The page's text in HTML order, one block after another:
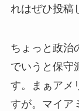
れはぜひ投稿
ちょっと政治
でいうと保守
す。まぁアメ
すが。マイア